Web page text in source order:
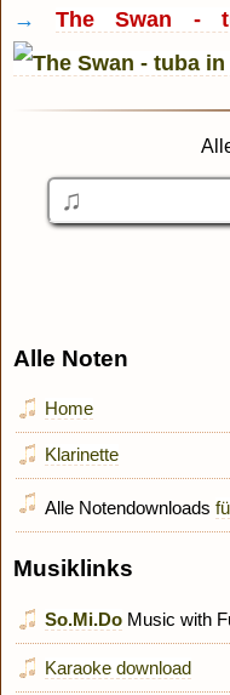
→The Swan -
Alle Noten
Home
Klarinette
Alle Notendownloads
Musiklinks
So.Mi.Do Music with
Karaoke download